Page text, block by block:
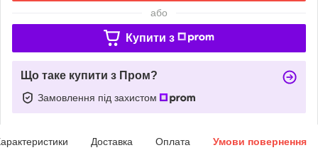
або
Купити з
Що таке купити з Пром?
Замовлення під захистом
Доставка Оплата Умови повернення